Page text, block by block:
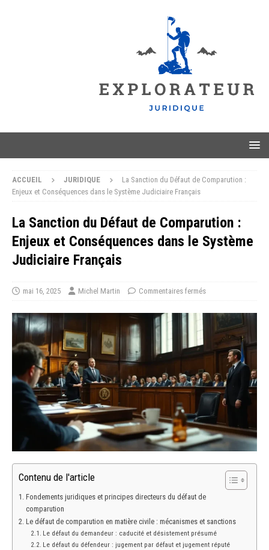
ACCUEIL JURIDIQUE
La Sanction du Défaut de Comparution :
Enjeux et Conséquences dans le Système Judiciaire Français
La Sanction du Défaut de Comparution :
Enjeux et Conséquences dans le Système
Judiciaire Français
mai 16, 2025 Michel Martin Commentaires fermés
Contenu de l'article
Fondements juridiques et principes directeurs du défaut de
comparution
Le défaut de comparution en matière civile : mécanismes et sanctions
Le défaut du demandeur : caducité et désistement présumé
Le défaut du défendeur : jugement par défaut et jugement réputé